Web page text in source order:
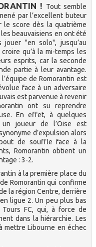
! Tout semble
par l’excellent buteur
le score dès la quatrième
beauvaisiens en ont été
"en solo", jusqu’au
qu’à la mi-temps les
esprits, car la seconde
partie à leur avantage.
de Romorantin est
face à un adversaire
est parvenue à revenir
ont su reprendre
En effet, à quelques
joueur de l’Oise est
d’expulsion alors
de souffle face à la
Romorantin obtient un
: 3-2.
à la première place du
Romorantin qui confirme
la région Centre, derrière
ligue 2. Un peu plus bas
FC, qui, à force de
dans la hiérarchie. Les
mettre Libourne en échec